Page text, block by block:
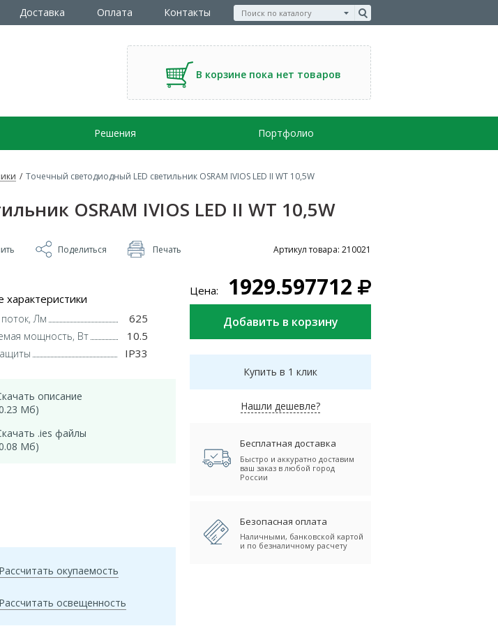
Доставка Оплата Контакты
В корзине пока нет товаров
Решения Портфолио
/ Точечный светодиодный LED светильник OSRAM IVIOS LED II WT 10,5W
OSRAM IVIOS LED II WT 10,5W
Поделиться Печать Артикул товара: 210021
Лм 625
мощность, Вт 10.5
IP33
описание
Мб)
.ies файлы
Мб)
Рассчитать окупаемость
Рассчитать освещенность
Цена: 1929.597712
Купить в 1 клик
Нашли дешевле?
Бесплатная доставка
Быстро и аккуратно доставим
ваш заказ в любой город
России
Безопасная оплата
Наличными, банковской картой
и по безналичному расчету